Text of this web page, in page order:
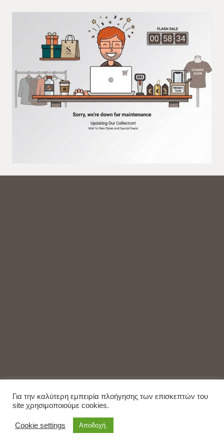
Για την καλύτερη εμπειρία πλοήγησης των επισκεπτών του
site χρησιμοποιούμε cookies.
Cookie settings Αποδοχή.